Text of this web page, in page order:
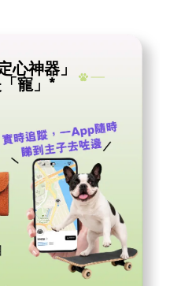
心神器」
寵」*